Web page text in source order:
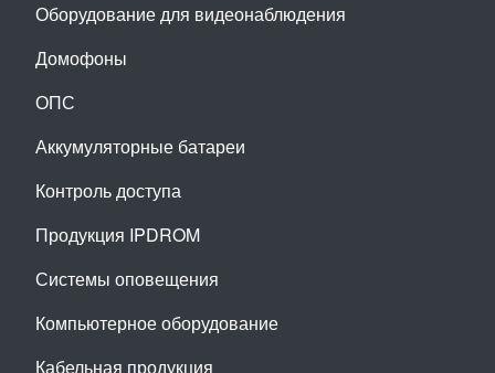
Оборудование для видеонаблюдения
Домофоны
ОПС
Аккумуляторные батареи
Контроль доступа
Продукция IPDROM
Системы оповещения
Компьютерное оборудование
Кабельная продукция